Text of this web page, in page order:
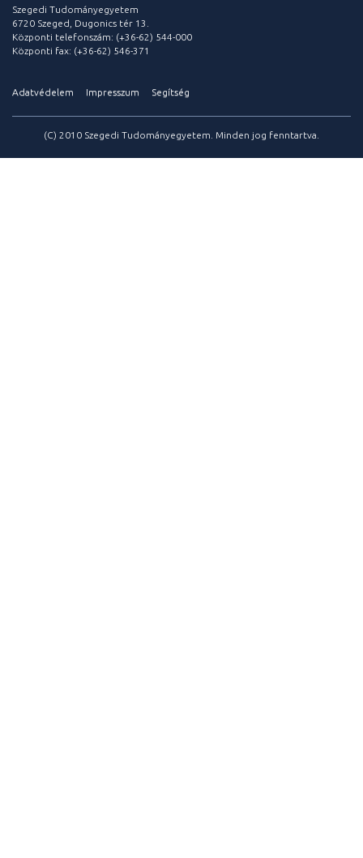
Szegedi Tudományegyetem
6720 Szeged, Dugonics tér 13.
Központi telefonszám: (+36-62) 544-000
Központi fax: (+36-62) 546-371
Adatvédelem Impresszum Segítség
(C) 2010 Szegedi Tudományegyetem. Minden jog fenntartva.